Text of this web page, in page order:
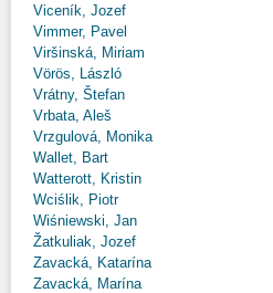
Viceník, Jozef
Vimmer, Pavel
Viršinská, Miriam
Vörös, László
Vrátny, Štefan
Vrbata, Aleš
Vrzgulová, Monika
Wallet, Bart
Watterott, Kristin
Wciślik, Piotr
Wiśniewski, Jan
Žatkuliak, Jozef
Zavacká, Katarína
Zavacká, Marína